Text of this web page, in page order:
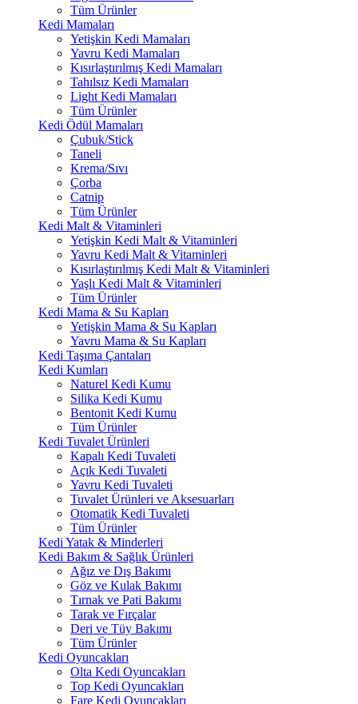
Tüm Ürünler
Kedi Mamaları
Yetişkin Kedi Mamaları
Yavru Kedi Mamaları
Kısırlaştırılmış Kedi Mamaları
Tahılsız Kedi Mamaları
Light Kedi Mamaları
Tüm Ürünler
Kedi Ödül Mamaları
Çubuk/Stick
Taneli
Krema/Sıvı
Çorba
Catnip
Tüm Ürünler
Kedi Malt & Vitaminleri
Yetişkin Kedi Malt & Vitaminleri
Yavru Kedi Malt & Vitaminleri
Kısırlaştırılmış Kedi Malt & Vitaminleri
Yaşlı Kedi Malt & Vitaminleri
Tüm Ürünler
Kedi Mama & Su Kapları
Yetişkin Mama & Su Kapları
Yavru Mama & Su Kapları
Kedi Taşıma Çantaları
Kedi Kumları
Naturel Kedi Kumu
Silika Kedi Kumu
Bentonit Kedi Kumu
Tüm Ürünler
Kedi Tuvalet Ürünleri
Kapalı Kedi Tuvaleti
Açık Kedi Tuvaleti
Yavru Kedi Tuvaleti
Tuvalet Ürünleri ve Aksesuarları
Otomatik Kedi Tuvaleti
Tüm Ürünler
Kedi Yatak & Minderleri
Kedi Bakım & Sağlık Ürünleri
Ağız ve Dış Bakımı
Göz ve Kulak Bakımı
Tırnak ve Pati Bakımı
Tarak ve Fırçalar
Deri ve Tüy Bakımı
Tüm Ürünler
Kedi Oyuncakları
Olta Kedi Oyuncakları
Top Kedi Oyuncakları
Fare Kedi Oyuncakları